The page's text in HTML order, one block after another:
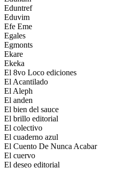
Eduntref
Eduvim
Efe Eme
Egales
Egmonts
Ekare
Ekeka
El 8vo Loco ediciones
El Acantilado
El Aleph
El anden
El bien del sauce
El brillo editorial
El colectivo
El cuaderno azul
El Cuento De Nunca Acabar
El cuervo
El deseo editorial